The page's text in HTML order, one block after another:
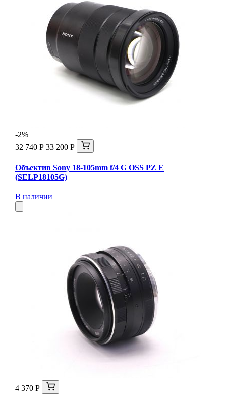
-2%
32 740 Р 33 200 Р
Объектив Sony 18-105mm f/4 G OSS PZ E
(SELP18105G)
В наличии
4 370 Р